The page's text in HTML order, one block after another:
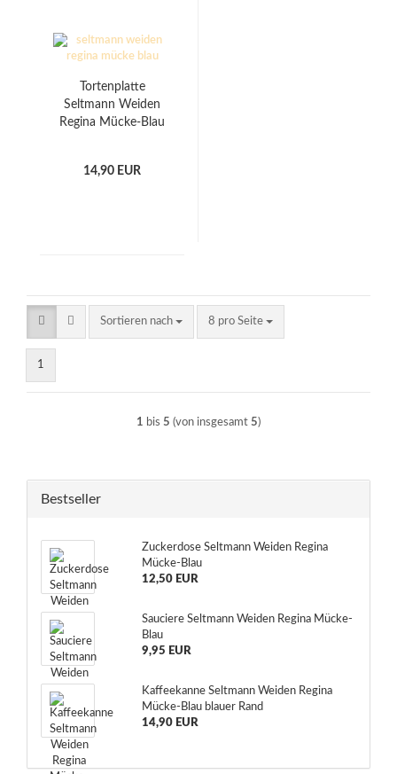
Tortenplatte
Seltmann Weiden
Regina Mücke-Blau
14,90 EUR
Sortieren nach
Sortieren nach 8 pro Seite
pro Seite
1
1 bis 5 (von insgesamt 5)
Bestseller
Zuckerdose Seltmann Weiden Regina
Mücke-Blau
12,50 EUR
Sauciere Seltmann Weiden Regina Mücke-
Blau
9,95 EUR
Kaffeekanne Seltmann Weiden Regina
Mücke-Blau blauer Rand
14,90 EUR